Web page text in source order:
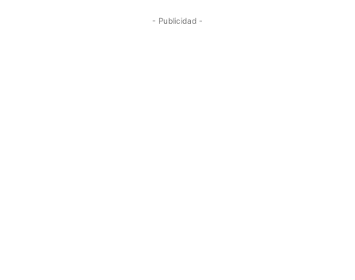
- Publicidad -